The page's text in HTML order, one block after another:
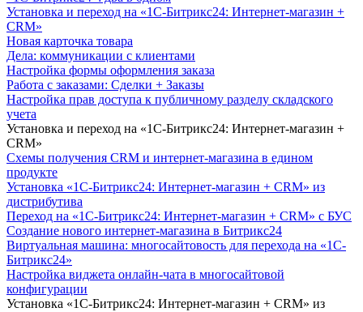
Установка и переход на «1С-Битрикс24: Интернет-магазин +
CRM»
Новая карточка товара
Дела: коммуникации с клиентами
Настройка формы оформления заказа
Работа с заказами: Сделки + Заказы
Настройка прав доступа к публичному разделу складского
учета
Установка и переход на «1С-Битрикс24: Интернет-магазин +
CRM»
Схемы получения CRM и интернет-магазина в едином
продукте
Установка «1С-Битрикс24: Интернет-магазин + CRM» из
дистрибутива
Переход на «1С-Битрикс24: Интернет-магазин + CRM» с БУС
Создание нового интернет-магазина в Битрикс24
Виртуальная машина: многосайтовость для перехода на «1С-
Битрикс24»
Настройка виджета онлайн-чата в многосайтовой
конфигурации
Установка «1С-Битрикс24: Интернет-магазин + CRM» из